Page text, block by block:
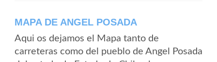
MAPA DE ANGEL POSADA
Aqui os dejamos el Mapa tanto de
carreteras como del pueblo de Angel Posada